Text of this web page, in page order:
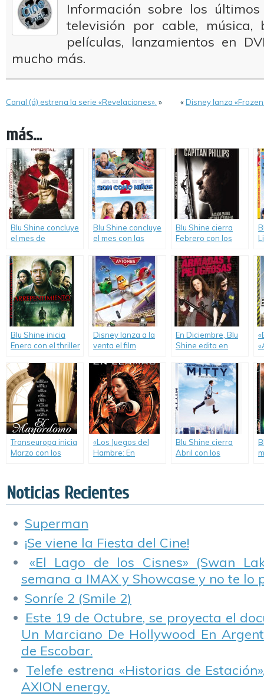
Información sobre los
televisión por cable, música,
películas, lanzamientos en
mucho más.
Canal (á) estrena la serie «Revelaciones». » «Disney lanza
más...
Blu Shine concluye
el mes de
lanzamientos de
«Wolverine:
Inmortal»,
«Phantom» y
«Corazón de
León».
Blu Shine concluye
el mes con las
novedades en
DVD.
Blu Shine cierra
Febrero con los
«Capitán Phillips»,
«El Abogado del
Crimen», «La Noche
del Demonio:
Capítulo 2» y «Un
Paraíso para los
Malditos».
Blu Shine inicia
Enero con el thriller
Disney lanza a la
venta el film
en DVD y Blu-ray.
En Diciembre, Blu
Shine edita en
«Chicas Armadas y
Peligrosas» y «Sólo
para Dos».
Transeuropa inicia
Marzo con los
«El Lugar Donde
Todo Termina» y
«Dragon Ball Z: La
Dioses».
«Los Juegos del
Hambre: En
cierra el mes de
Marzo.
Blu Shine cierra
Abril con los
Sueño de Walt» y
Noticias Recientes
Superman
¡Se viene la Fiesta del Cine!
«El Lago de los Cisnes» (Swan
semana a IMAX y Showcase y no te lo
Sonríe 2 (Smile 2)
Este 19 de Octubre, se proyecta el
Un Marciano De Hollywood En
de Escobar.
Telefe estrena «Historias de
AXION energy.